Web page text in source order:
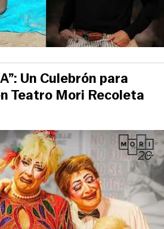
Un Culebrón para
Teatro Mori Recoleta